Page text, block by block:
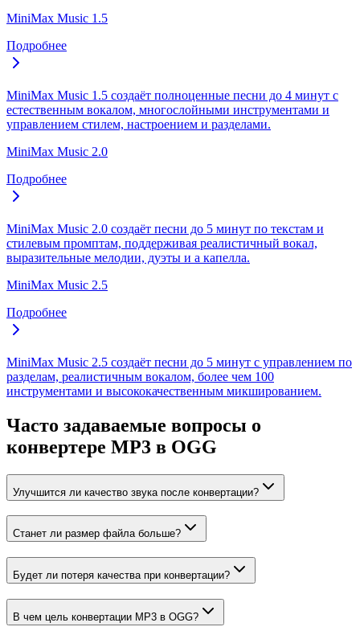
MiniMax Music 1.5
Подробнее
MiniMax Music 1.5 создаёт полноценные песни до 4 минут с
естественным вокалом, многослойными инструментами и
управлением стилем, настроением и разделами.
MiniMax Music 2.0
Подробнее
MiniMax Music 2.0 создаёт песни до 5 минут по текстам и
стилевым промптам, поддерживая реалистичный вокал,
выразительные мелодии, дуэты и а капелла.
MiniMax Music 2.5
Подробнее
MiniMax Music 2.5 создаёт песни до 5 минут с управлением по
разделам, реалистичным вокалом, более чем 100
инструментами и высококачественным микшированием.
Часто задаваемые вопросы о
конвертере MP3 в OGG
Улучшится ли качество звука после конвертации?
Станет ли размер файла больше?
Будет ли потеря качества при конвертации?
В чем цель конвертации MP3 в OGG?